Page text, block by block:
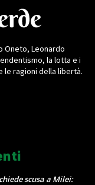
Oneto, Leonardo
la lotta e i
le ragioni della libertà.
scusa a Milei: